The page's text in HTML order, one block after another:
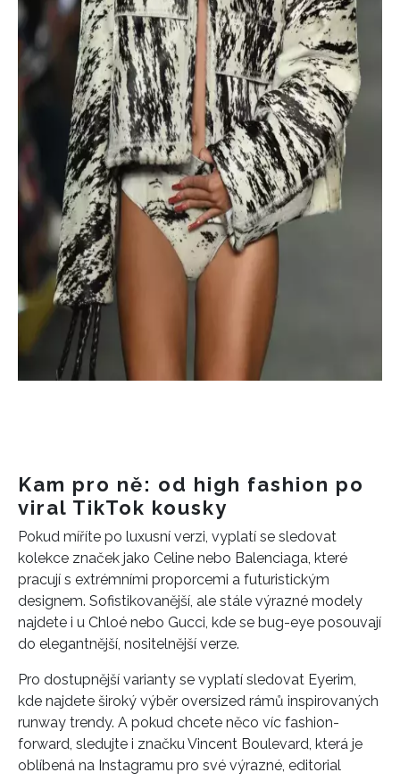
Kam pro ně: od high fashion po
viral TikTok kousky
Pokud míříte po luxusní verzi, vyplatí se sledovat
kolekce značek jako Celine nebo Balenciaga, které
pracují s extrémními proporcemi a futuristickým
designem. Sofistikovanější, ale stále výrazné modely
najdete i u Chloé nebo Gucci, kde se bug-eye posouvají
do elegantnější, nositelnější verze.
Pro dostupnější varianty se vyplatí sledovat Eyerim,
kde najdete široký výběr oversized rámů inspirovaných
runway trendy. A pokud chcete něco víc fashion-
forward, sledujte i značku Vincent Boulevard, která je
oblíbená na Instagramu pro své výrazné, editorial